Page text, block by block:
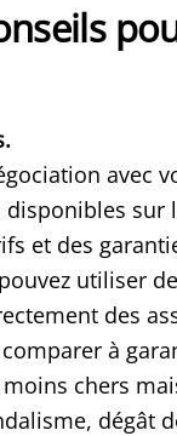
avec
sur
et des
utiliser
des
à
chers
dégât